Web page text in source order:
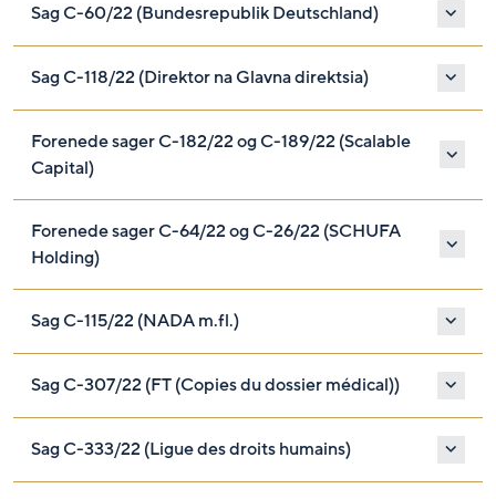
Sag C-60/22 (Bundesrepublik Deutschland)
Sag C-118/22 (Direktor na Glavna direktsia)
Forenede sager C-182/22 og C-189/22 (Scalable
Capital)
Forenede sager C-64/22 og C-26/22 (SCHUFA
Holding)
Sag C-115/22 (NADA m.fl.)
Sag C-307/22 (FT (Copies du dossier médical))
Sag C-333/22 (Ligue des droits humains)